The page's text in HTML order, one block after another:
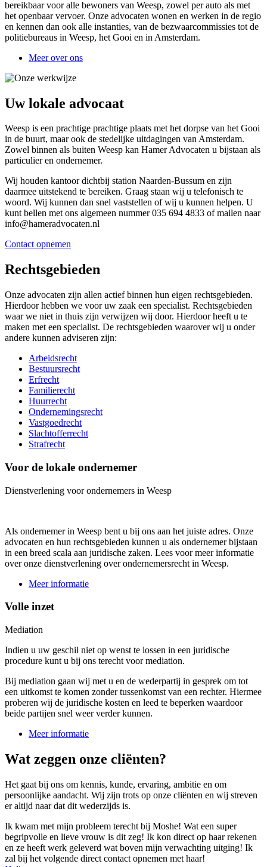
bereikbaar voor alle bewoners van Weesp, zowel per auto als met
het openbaar vervoer. Onze advocaten wonen en werken in de regio
en kennen dan ook alle instanties, van de bezwaarcommissies tot de
politiebureaus in Weesp, het Gooi en in Amsterdam.
Meer over ons
Uw lokale advocaat
Weesp is een prachtige prachtige plaats met het dorpse van het Gooi
in de buurt, maar ook de stedelijke uitdagingen van Amsterdam.
Zowel binnen als buiten Weesp kan Hamer Advocaten u bijstaan als
particulier en ondernemer.
Wij houden kantoor dichtbij station Naarden-Bussum en zijn
daarmee uitstekend te bereiken. Graag staan wij u telefonisch te
woord. Wij kunnen dan snel vaststellen of wij u kunnen helpen. U
kunt bellen met ons algemeen nummer 035 694 4833 of mailen naar
info@hameradvocaten.nl
Contact opnemen
Rechtsgebieden
Onze advocaten zijn allen actief binnen hun eigen rechtsgebieden.
Hierdoor hebben we voor uw zaak een specialist. Rechtsgebieden
waar we niet in thuis zijn verwijzen wij door. Hierdoor heeft u te
maken met een specialist. De rechtsgebieden waarover wij u onder
andere kunnen adviseren zijn:
Arbeidsrecht
Bestuursrecht
Erfrecht
Familierecht
Huurrecht
Ondernemingsrecht
Vastgoedrecht
Slachtofferrecht
Strafrecht
Voor de lokale ondernemer
Dienstverlening voor ondernemers in Weesp
Als ondernemer in Weesp bent u bij ons aan het juiste adres. Onze
advocaten en hun rechtsgebieden kunnen u als ondernemer bijstaan
in een breed scala aan juridische zaken. Lees voor meer informatie
over onze dienstverlening over ondernemersrecht in Weesp.
Meer informatie
Volle inzet
Mediation
Indien u uw geschil niet op wenst te lossen in een juridische
procedure kunt u bij ons terecht voor mediation.
Bij mediation gaan wij met u en de wederpartij in gesprek om tot
een uitkomst te komen zonder tussenkomst van een rechter. Hiermee
proberen wij de juridische kosten en leed te beperken waardoor
beide partijen snel weer verder kunnen.
Meer informatie
Wat zeggen onze cliënten?
Het gaat bij ons om kennis, kunde, ervaring, ambitie en om
persoonlijke aandacht. Wij zijn trots op onze cliënten en wij streven
er altijd naar dat dit wederzijds is.
Ik kwam met mijn probleem terecht bij Moshe! Wat een super
begripvolle en lieve vrouw is dit zeg! Ik kon direct op haar rekenen
en ze heeft werk geleverd wat boven mijn verwachting uitging! Ik
zal bij het volgende direct contact opnemen met haar!